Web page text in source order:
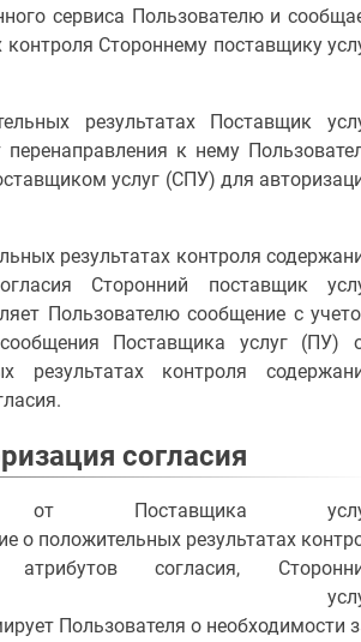
сервиса Пользователю и
контроля Стороннему поставщику
результатах Поставщик
к нему
услуг (СПУ) для
результатах контроля
Сторонний поставщик
Пользователю сообщение с
Поставщика услуг (ПУ)
результатах контроля
согласия
от Поставщика
о положительных результатах
атрибутов согласия,
Пользователя о необходимости